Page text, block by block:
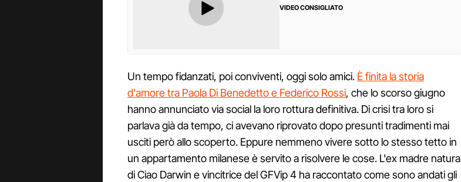
VIDEO CONSIGLIATO
Un tempo fidanzati, poi conviventi, oggi solo amici. È finita la storia
d'amore tra Paola Di Benedetto e Federico Rossi, che lo scorso giugno
hanno annunciato via social la loro rottura definitiva. Di crisi tra loro si
parlava già da tempo, ci avevano riprovato dopo presunti tradimenti mai
usciti però allo scoperto. Eppure nemmeno vivere sotto lo stesso tetto in
un appartamento milanese è servito a risolvere le cose. L'ex madre natura
di Ciao Darwin e vincitrice del GFVip 4 ha raccontato come sono andati gli